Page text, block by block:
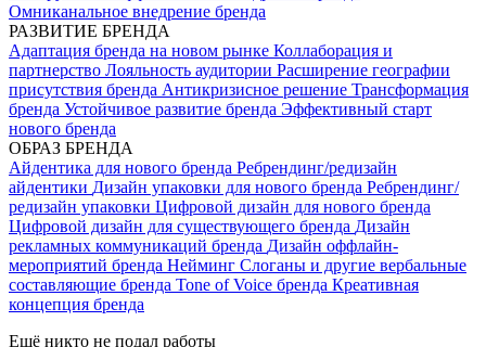
Омниканальное внедрение бренда
РАЗВИТИЕ БРЕНДА
Адаптация бренда на новом рынке Коллаборация и
партнерство Лояльность аудитории Расширение географии
присутствия бренда Антикризисное решение Трансформация
бренда Устойчивое развитие бренда Эффективный старт
нового бренда
ОБРАЗ БРЕНДА
Айдентика для нового бренда Ребрендинг/редизайн
айдентики Дизайн упаковки для нового бренда Ребрендинг/
редизайн упаковки Цифровой дизайн для нового бренда
Цифровой дизайн для существующего бренда Дизайн
рекламных коммуникаций бренда Дизайн оффлайн-
мероприятий бренда Нейминг Слоганы и другие вербальные
составляющие бренда Tone of Voice бренда Креативная
концепция бренда
Ещё никто не подал работы